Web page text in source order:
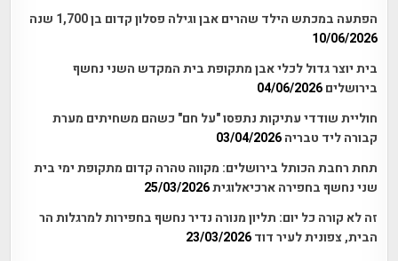
הפתעה במכתש הילד שהרים אבן וגילה פסלון קדום בן 1,700 שנה
10/06/2026
בית יוצר גדול לכלי אבן מתקופת בית המקדש השני נחשף
בירושלים 04/06/2026
חוליית שודדי עתיקות נתפסו "על חם" כשהם משחיתים מערת
קבורה ליד טבריה 03/04/2026
תחת רחבת הכותל בירושלים: מקווה טהרה קדום מתקופת ימי בית
שני נחשף בחפירה ארכיאלוגית25/03/2026
זה לא קורה כל יום: תליון מנורה נדיר נחשף בחפירות למרגלות הר
הבית, צפונית לעיר דוד 23/03/2026